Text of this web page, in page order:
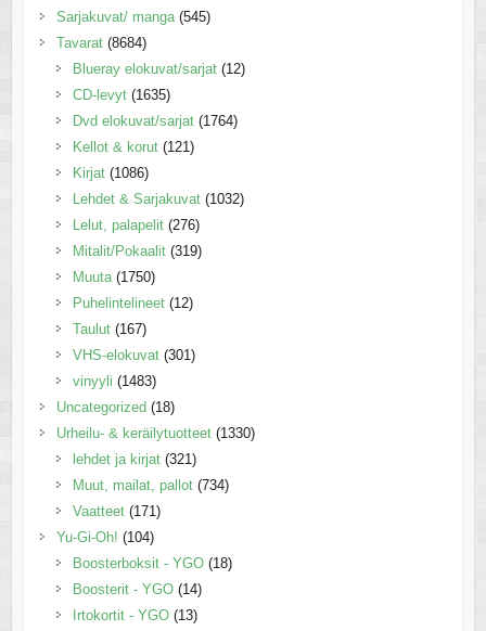
Sarjakuvat/ manga (545)
Tavarat (8684)
Blueray elokuvat/sarjat (12)
CD-levyt (1635)
Dvd elokuvat/sarjat (1764)
Kellot & korut (121)
Kirjat (1086)
Lehdet & Sarjakuvat (1032)
Lelut, palapelit (276)
Mitalit/Pokaalit (319)
Muuta (1750)
Puhelintelineet (12)
Taulut (167)
VHS-elokuvat (301)
vinyyli (1483)
Uncategorized (18)
Urheilu- & keräilytuotteet (1330)
lehdet ja kirjat (321)
Muut, mailat, pallot (734)
Vaatteet (171)
Yu-Gi-Oh! (104)
Boosterboksit - YGO (18)
Boosterit - YGO (14)
Irtokortit - YGO (13)